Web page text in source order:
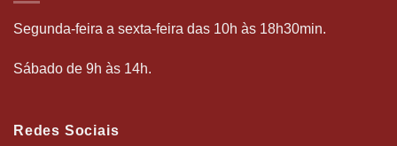
Segunda-feira a sexta-feira das 10h às 18h30min.
Sábado de 9h às 14h.
Redes Sociais